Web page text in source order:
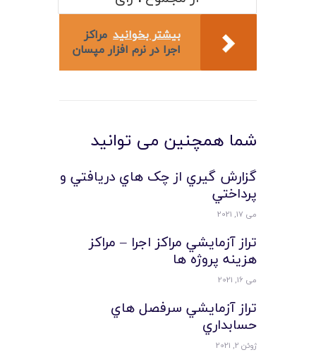
بیشتر بخوانید مراکز
اجرا در نرم افزار مپسان
شما همچنین می توانید
گزارش گيري از چک هاي دريافتي و
پرداختي
می 17, 2021
تراز آزمايشي مراکز اجرا – مراکز
هزينه پروژه ها
می 16, 2021
تراز آزمايشي سرفصل هاي
حسابداري
ژوئن 2, 2021